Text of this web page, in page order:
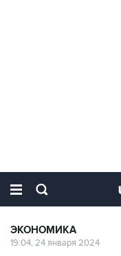
ЭКОНОМИКА
19:04, 24 января 2024